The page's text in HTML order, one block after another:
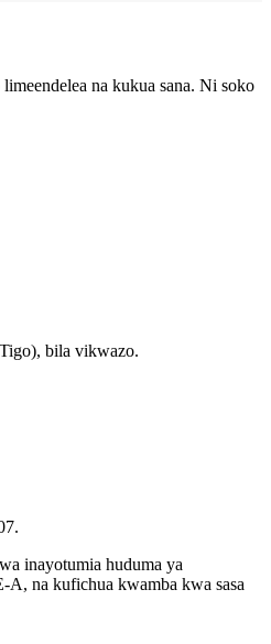
na kukua sana. Ni soko
bila vikwazo.
inayotumia huduma ya
na kufichua kwamba kwa sasa